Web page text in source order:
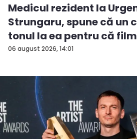
06 august 2026, 14:01
Medicul rezident la
Strungaru, spune că un
tonul la ea pentru că
spus că eu îi încurc” - VI...